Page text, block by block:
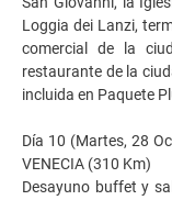
Loggia dei Lanzi,
comercial de la
restaurante de la
incluida en Paquete
Día 10 (Martes,
VENECIA (310 Km)
Desayuno buffet y